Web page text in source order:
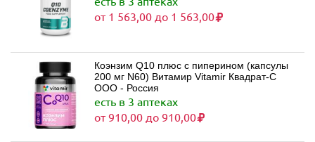
от 1 563,00 до 1 563,00
Коэнзим Q10 плюс с пиперином (капсулы
200 мг N60) Витамир Vitamir Квадрат-С
ООО - Россия
есть в 3 аптеках
от 910,00 до 910,00